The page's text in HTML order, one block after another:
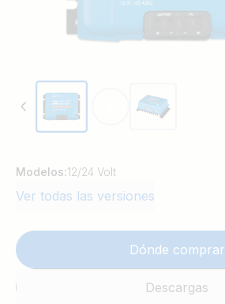
Modelos:12/24 Volt
Ver todas las versiones
Dónde comprar
Descargas